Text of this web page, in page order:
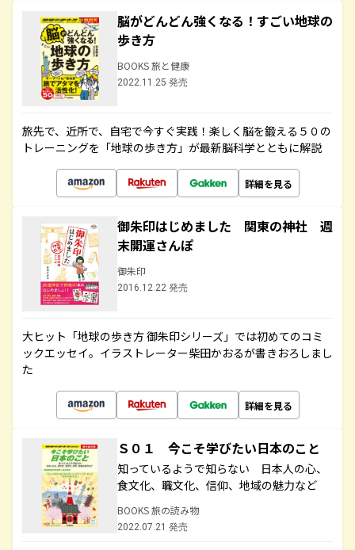
脳がどんどん強くなる！すごい地球の
歩き方
BOOKS 旅と健康
2022.11.25 発売
旅先で、近所で、自宅で今すぐ実践！楽しく脳を鍛える５０の
トレーニングを「地球の歩き方」が最新脳科学とともに解説
詳細を見る
御朱印はじめました 関東の神社 週
末開運さんぽ
御朱印
2016.12.22 発売
大ヒット「地球の歩き方 御朱印シリーズ」では初めてのコミ
ックエッセイ。イラストレーター柴田かおるが書きおろしまし
た
詳細を見る
Ｓ０１ 今こそ学びたい日本のこと
知っているようで知らない 日本人の心、
食文化、職文化、信仰、地域の魅力など
BOOKS 旅の読み物
2022.07.21 発売